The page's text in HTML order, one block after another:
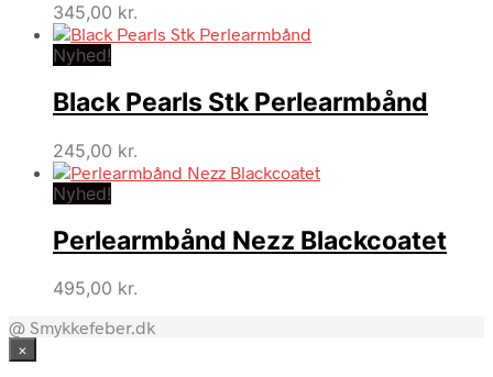
345,00 kr.
Nyhed!
Black Pearls Stk Perlearmbånd
245,00 kr.
Nyhed!
Perlearmbånd Nezz Blackcoatet
495,00 kr.
@ Smykkefeber.dk
×